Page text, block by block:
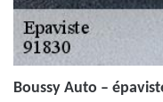
Boussy Auto –